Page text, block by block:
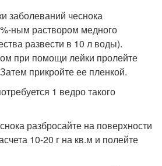
заболеваний чеснока
ным раствором медного
развести в 10 л воды).
при помощи лейки пролейте
прикройте ее пленкой.
1 ведро такого
разбросайте на поверхности
10-20 г на кв.м и полейте